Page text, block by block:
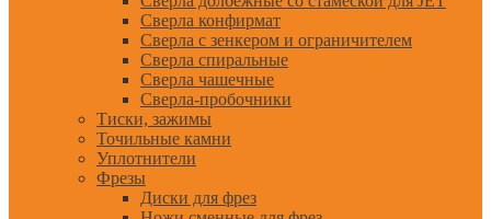
Сверла конфирмат
Сверла с зенкером и ограничителем
Сверла спиральные
Сверла чашечные
Сверла-пробочники
Тиски, зажимы
Точильные камни
Уплотнители
Фрезы
Диски для фрез